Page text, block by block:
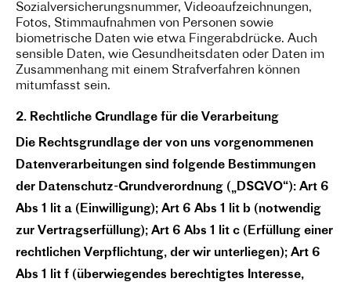
Sozialversicherungsnummer, Videoaufzeichnungen,
Fotos, Stimmaufnahmen von Personen sowie
biometrische Daten wie etwa Fingerabdrücke. Auch
sensible Daten, wie Gesundheitsdaten oder Daten im
Zusammenhang mit einem Strafverfahren können
mitumfasst sein.
2. Rechtliche Grundlage für die Verarbeitung
Die Rechtsgrundlage der von uns vorgenommenen
Datenverarbeitungen sind folgende Bestimmungen
der Datenschutz-Grundverordnung („DSGVO“): Art 6
Abs 1 lit a (Einwilligung); Art 6 Abs 1 lit b (notwendig
zur Vertragserfüllung); Art 6 Abs 1 lit c (Erfüllung einer
rechtlichen Verpflichtung, der wir unterliegen); Art 6
Abs 1 lit f (überwiegendes berechtigtes Interesse,